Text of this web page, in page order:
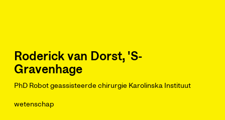
Roderick van Dorst, 'S-
Gravenhage
PhD Robot geassisteerde chirurgie Karolinska Instituut
wetenschap